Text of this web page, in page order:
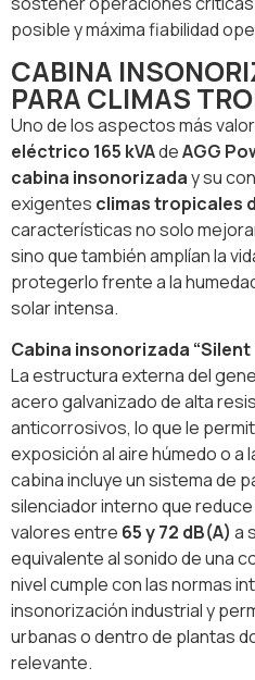
posible y máxima fiabilidad
CABINA
PARA CLIMAS
Uno de los aspectos más
eléctrico 165 kVAdeAGG
cabina insonorizaday su
exigentes climas tropicales
características no solo
sino que también amplían la
protegerlo frente a la
solar intensa.
Cabina insonorizada “Silent
La estructura externa del
acero galvanizado de alta
anticorrosivos, lo que le
exposición al aire húmedo o a
cabina incluye un sistema de
silenciador interno que
valores entre 65 y 72 dB(A) a
equivalente al sonido de una
nivel cumple con las normas
insonorización industrial y
urbanas o dentro de plantas
relevante.